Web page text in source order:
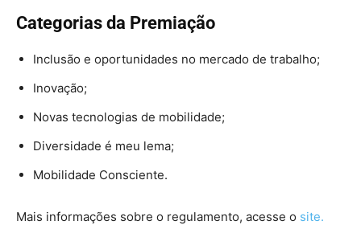
Categorias da Premiação
Inclusão e oportunidades no mercado de trabalho;
Inovação;
Novas tecnologias de mobilidade;
Diversidade é meu lema;
Mobilidade Consciente.
Mais informações sobre o regulamento, acesse o site.